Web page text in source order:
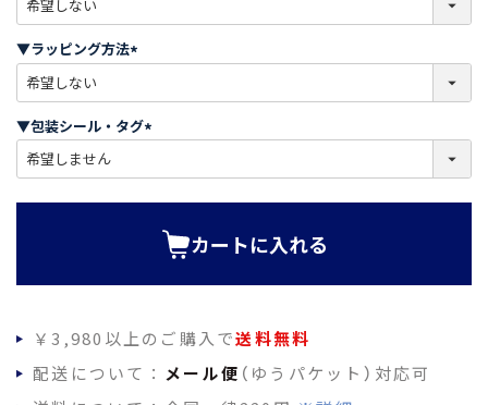
必
)
▼ラッピング方法
必
須
)
▼包装シール・タグ
必
カートに入れる
￥3,980以上のご購入で送料無料
配送について： メール便 （ゆうパケット）対応可